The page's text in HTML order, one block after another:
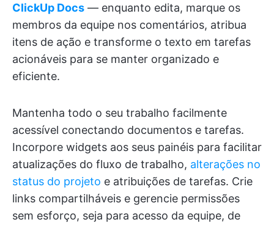
ClickUp Docs — enquanto edita, marque os
membros da equipe nos comentários, atribua
itens de ação e transforme o texto em tarefas
acionáveis para se manter organizado e
eficiente.
Mantenha todo o seu trabalho facilmente
acessível conectando documentos e tarefas.
Incorpore widgets aos seus painéis para facilitar
atualizações do fluxo de trabalho, alterações no
status do projeto e atribuições de tarefas. Crie
links compartilháveis e gerencie permissões
sem esforço, seja para acesso da equipe, de